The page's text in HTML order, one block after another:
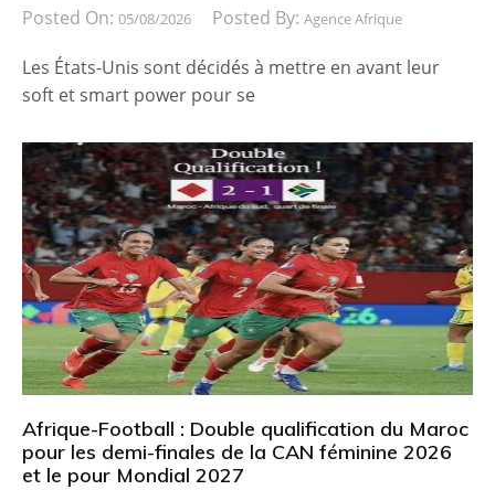
Posted On: 05/08/2026 Posted By: Agence Afrique
Les États-Unis sont décidés à mettre en avant leur
soft et smart power pour se
Afrique-Football : Double qualification du Maroc
pour les demi-finales de la CAN féminine 2026
et le pour Mondial 2027